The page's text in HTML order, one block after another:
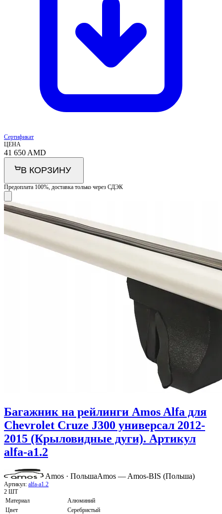
Сертификат
ЦЕНА
41 650 AMD
В КОРЗИНУ
Предоплата 100%, доставка только через СДЭК
Багажник на рейлинги Amos Alfa для
Chevrolet Cruze J300 универсал 2012-
2015 (Крыловидные дуги). Артикул
alfa-a1.2
Amos · ПольшаAmos — Amos-BIS (Польша)
Артикул: alfa-a1.2
2 ШТ
Материал
Алюминий
Цвет
Серебристый